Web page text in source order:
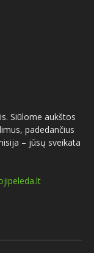
Siūlome aukštos
padedančius
– jūsų sveikata